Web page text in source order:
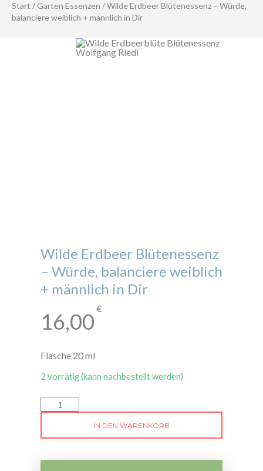
Start / Garten Essenzen / Wilde Erdbeer Blütenessenz – Würde,
balanciere weiblich + männlich in Dir
Wilde Erdbeer Blütenessenz
– Würde, balanciere weiblich
+ männlich in Dir
16,00
€
Flasche 20 ml
2 vorrätig (kann nachbestellt werden)
Wilde
Erdbeer
Würde,
weiblich
IN DEN WARENKORB